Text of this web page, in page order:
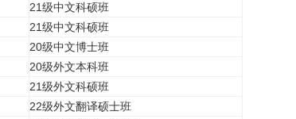
21级中文科硕班
21级中文科硕班
20级中文博士班
20级外文本科班
21级外文科硕班
22级外文翻译硕士班